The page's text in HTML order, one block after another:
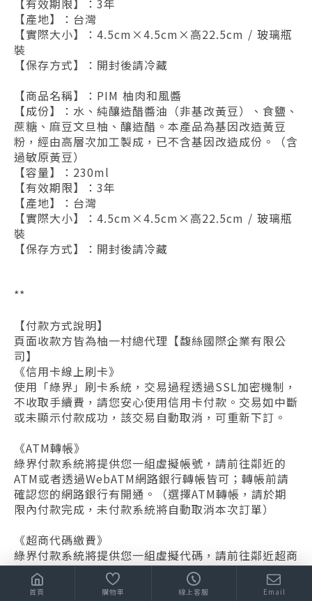
【有效期限】：3年
【產地】：台灣
【實際大小】：4.5cm×4.5cm×高22.5cm / 玻璃瓶
裝
【保存方式】：開封後請冷藏
【商品名稱】：PIM 柚肉和風醬
【成份】：水、純釀造醋醬油（非基改黃豆）、食鹽、
蔗糖、麻豆文旦柚、釀造醋。本產品為基因改造黃豆
粉，經由高層次加工製成，已不含基因改造成份。（含
過敏原黃豆）
【容量】：230ml
【有效期限】：3年
【產地】：台灣
【實際大小】：4.5cm×4.5cm×高22.5cm / 玻璃瓶
裝
【保存方式】：開封後請冷藏
**
【付款方式說明】
頁面收款方皆為柚一村總代理【馥絲國際企業有限公
司】
《信用卡線上刷卡》
使用「綠界」刷卡系統，交易過程透過SSL加密機制，
不收取手續費，請您安心使用信用卡付款。交易如中斷
或未顯示付款成功，該交易自動取消，可重新下訂。
《ATM轉帳》
綠界付款系統將提供您一組虛擬帳號，請前往鄰近的
ATM或者透過WebATM網路銀行轉帳皆可；轉帳前請
確認您的網路銀行有開通。（選擇ATM轉帳，請於期
限內付款完成，未付款系統將自動取消本次訂單）
《超商代碼繳費》
綠界付款系統將提供您一組虛擬代碼，請前往鄰近超商
（7-11/全家/萊爾富/OK超商）操作多媒體機台，輸入
代碼至櫃檯繳費即可。
首頁 購物車 線上客服 Email